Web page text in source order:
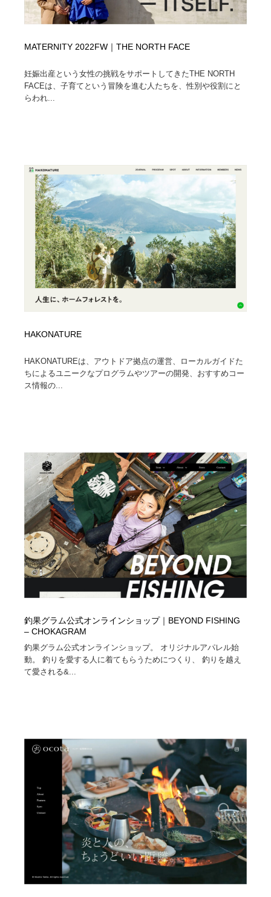
MATERNITY 2022FW｜THE NORTH FACE
妊娠出産という女性の挑戦をサポートしてきたTHE NORTH
FACEは、子育てという冒険を進む人たちを、性別や役割にと
らわれ...
HAKONATURE
HAKONATUREは、アウトドア拠点の運営、ローカルガイドた
ちによるユニークなプログラムやツアーの開発、おすすめコー
ス情報の...
釣果グラム公式オンラインショップ｜BEYOND FISHING
– CHOKAGRAM
釣果グラム公式オンラインショップ。 オリジナルアパレル始
動。 釣りを愛する人に着てもらうためにつくり、 釣りを越え
て愛される&...